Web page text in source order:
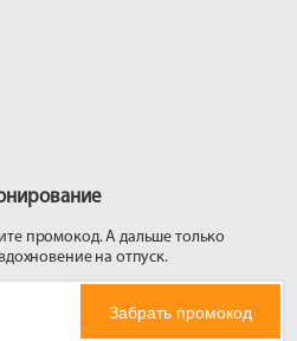
промокод. А дальше только
на отпуск.
Забрать промокод